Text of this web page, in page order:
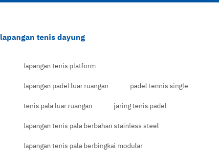
lapangan tenis dayung
lapangan tenis platform
lapangan padel luar ruangan padel tennis single
tenis pala luar ruangan jaring tenis padel
lapangan tenis pala berbahan stainless steel
lapangan tenis pala berbingkai modular